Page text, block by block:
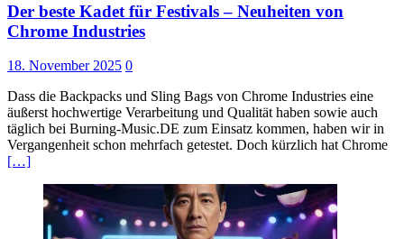
Der beste Kadet für Festivals – Neuheiten von
Chrome Industries
18. November 2025 0
Dass die Backpacks und Sling Bags von Chrome Industries eine
äußerst hochwertige Verarbeitung und Qualität haben sowie auch
täglich bei Burning-Music.DE zum Einsatz kommen, haben wir in
Vergangenheit schon mehrfach getestet. Doch kürzlich hat Chrome
[…]